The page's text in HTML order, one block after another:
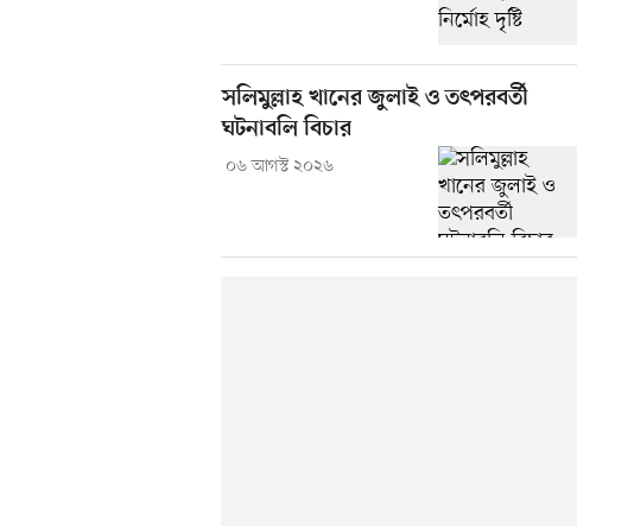
সলিমুল্লাহ খানের জুলাই ও তৎপরবর্তী
ঘটনাবলি বিচার
০৬ আগস্ট ২০২৬